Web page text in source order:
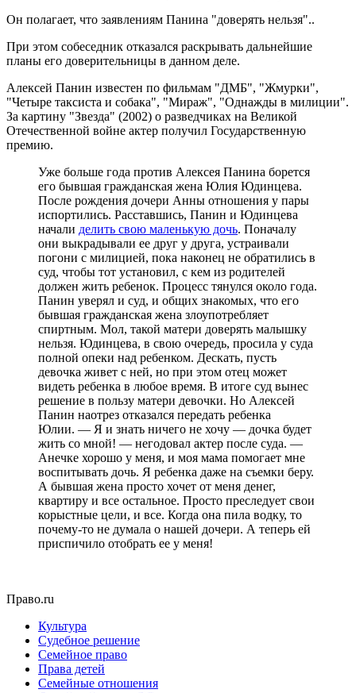
Он полагает, что заявлениям Панина "доверять нельзя"..
При этом собеседник отказался раскрывать дальнейшие
планы его доверительницы в данном деле.
Алексей Панин известен по фильмам "ДМБ", "Жмурки",
"Четыре таксиста и собака", "Мираж", "Однажды в милиции".
За картину "Звезда" (2002) о разведчиках на Великой
Отечественной войне актер получил Государственную
премию.
Уже больше года против Алексея Панина борется
его бывшая гражданская жена Юлия Юдинцева.
После рождения дочери Анны отношения у пары
испортились. Расставшись, Панин и Юдинцева
начали делить свою маленькую дочь. Поначалу
они выкрадывали ее друг у друга, устраивали
погони с милицией, пока наконец не обратились в
суд, чтобы тот установил, с кем из родителей
должен жить ребенок. Процесс тянулся около года.
Панин уверял и суд, и общих знакомых, что его
бывшая гражданская жена злоупотребляет
спиртным. Мол, такой матери доверять малышку
нельзя. Юдинцева, в свою очередь, просила у суда
полной опеки над ребенком. Дескать, пусть
девочка живет с ней, но при этом отец может
видеть ребенка в любое время. В итоге суд вынес
решение в пользу матери девочки. Но Алексей
Панин наотрез отказался передать ребенка
Юлии. — Я и знать ничего не хочу — дочка будет
жить со мной! — негодовал актер после суда. —
Анечке хорошо у меня, и моя мама помогает мне
воспитывать дочь. Я ребенка даже на съемки беру.
А бывшая жена просто хочет от меня денег,
квартиру и все остальное. Просто преследует свои
корыстные цели, и все. Когда она пила водку, то
почему-то не думала о нашей дочери. А теперь ей
приспичило отобрать ее у меня!
Право.ru
Культура
Судебное решение
Семейное право
Права детей
Семейные отношения